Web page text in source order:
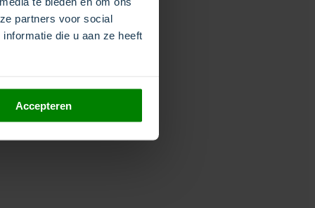
partners voor social
die u aan ze heeft
Accepteren